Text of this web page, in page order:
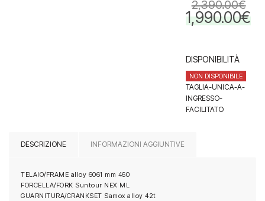
2,390.00€
Il
prezzo
2,390.00€.
1,990.00€Il
DISPONIBILITÀ
NON DISPONIBILE
TAGLIA-UNICA-A-
INGRESSO-
FACILITATO
DESCRIZIONE INFORMAZIONI AGGIUNTIVE
TELAIO/FRAME alloy 6061 mm 460
FORCELLA/FORK Suntour NEX ML
GUARNITURA/CRANKSET Samox alloy 42t